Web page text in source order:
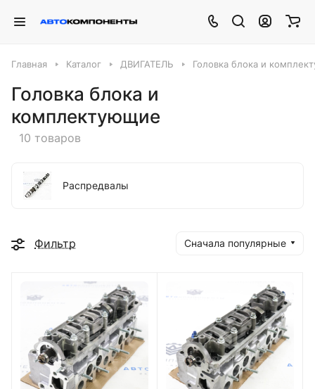
Главная Каталог ДВИГАТЕЛЬ Головка блока и
Головка блока и
комплектующие
10 товаров
Распредвалы
Фильтр Сначала популярные